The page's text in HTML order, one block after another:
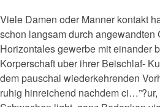
Viele Damen oder Manner kontakt
schon langsam durch angewandten
Horizontales gewerbe mit einander
Korperschaft uber ihrer Beischlaf-
dem pauschal wiederkehrenden
ruhig hinreichend nachdem